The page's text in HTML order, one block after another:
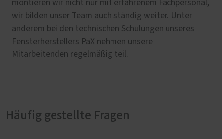
montieren wir nicht nur mit erfahrenem Fachpersonal,
wir bilden unser Team auch ständig weiter. Unter
anderem bei den technischen Schulungen unseres
Fensterherstellers PaX nehmen unsere
Mitarbeitenden regelmäßig teil.
Häufig gestellte Fragen